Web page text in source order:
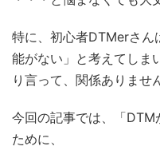
特に、初心者DTMerさん
能がない」と考えてしま
り言って、関係ありませ
今回の記事では、「
ために、